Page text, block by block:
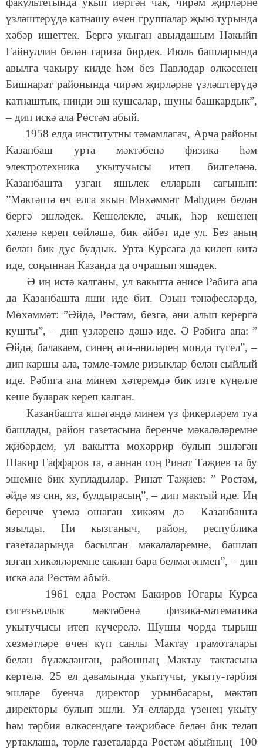
үзләштерүдә катнашу өчен группалар җыю турында
хәбәр ишеттек. Бергә укыган авылдашым Нәкыйп
Гайнуллин белән гариза бирдек. Июль башларында
авылга чакыру килде һәм без Павлодар өлкәсенең
Бишнарат районында чирәм җирләрне үзләштерүдә
катнаштык, нинди эш кушсалар, шуны башкардык”,
– дип искә ала Рөстәм абый.
1958 елда институтны тәмамлагач, Арча районы
Казанбаш урта мәктәбенә физика һәм
электротехника укытучысы итеп билгеләнә.
Казанбашта узган яшьлек елларын сагынып:
”Мәктәптә өч елга якын Мөхәммәт Мәһдиев белән
бергә эшләдек. Кешелекле, ачык, һәр кешенең
хәленә кереп сөйләшә, бик әйбәт иде ул. Без аның
белән бик дус булдык. Урта Курсага да килеп китә
иде, соңыннан Казанда да очрашып яшәдек.
Ә иң истә калганы, ул вакытта әнисе Рәбига апа
да Казанбашта яши иде бит. Озын тәнәфесләрдә,
Мөхәммәт: ”Әйдә, Рөстәм, безгә, әни алып керергә
кушты”, – дип үзләренә дәшә иде. Ә Рәбига апа: ”
Әйдә, балакаем, синең әти-әниләрең монда түгел”, –
дип каршы ала, тәмле-тәмле ризыклар белән сыйлый
иде. Рәбига апа минем хәтеремдә бик изге күңелле
кеше буларак кереп калган.
Казанбашта яшәгәндә минем үз фикерләрем туа
башлады, район газетасына беренче мәкаләләремне
җибәрдем, ул вакытта мөхәррир булып эшләгән
Шакир Гаффаров та, ә аннан соң Ринат Таҗиев та бу
эшемне бик хупладылар. Ринат Таҗиев: ” Рөстәм,
әйдә яз син, яз, булдырасың”, – дип мактый иде. Иң
беренче үземә ошаган хикәям дә Казанбашта
язылды. Ни кызганыч, район, республика
газеталарында басылган мәкаләләремне, башлап
язган хикәяләремне саклап бара белмәгәнмен”, – дип
искә ала Рөстәм абый.
1961 елда Рөстәм Бакиров Югары Курса
сигезъеллык мәктәбенә физика-математика
укытучысы итеп күчерелә. Шушы чорда тырыш
хезмәтләре өчен күп санлы Мактау грамоталары
белән бүләкләнгән, районның Мактау тактасына
кертелә. 25 ел дәвамында укытучы, укыту-тәрбия
эшләре буенча директор урынбасары, мәктәп
директоры булып эшли. Ул елларда үзенең укыту
һәм тәрбия өлкәсендәге тәҗрибәсе белән бик теләп
уртаклаша, төрле газеталарда Рөстәм абыйның 100